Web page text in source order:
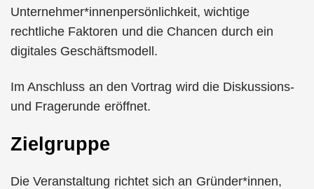
Unternehmer*innenpersönlichkeit, wichtige
rechtliche Faktoren und die Chancen durch ein
digitales Geschäftsmodell.
Im Anschluss an den Vortrag wird die Diskussions-
und Fragerunde eröffnet.
Zielgruppe
Die Veranstaltung richtet sich an Gründer*innen,